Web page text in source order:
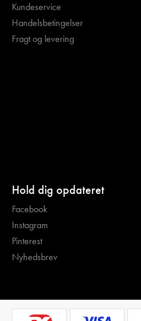
Kundeservice
Handelsbetingelser
Fragt og levering
Hold dig opdateret
Facebook
Instagram
Pinterest
Nyhedsbrev